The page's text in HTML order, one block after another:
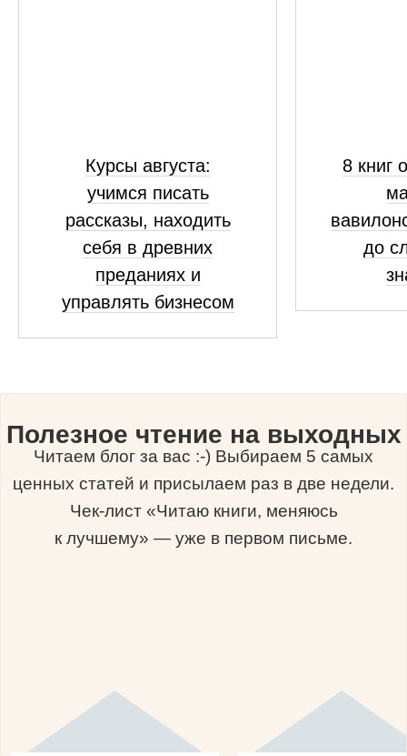
Курсы августа:
учимся писать
рассказы, находить
себя в древних
преданиях и
управлять бизнесом
8 книг
до
Полезное чтение на выходных
Читаем блог за вас :-) Выбираем 5 самых
ценных статей и присылаем раз в две недели.
Чек-лист «Читаю книги, меняюсь
к лучшему» — уже в первом письме.